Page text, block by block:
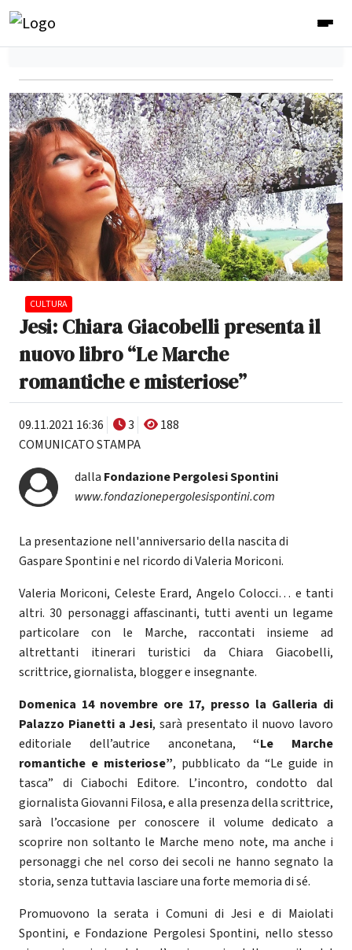
CULTURA
Jesi: Chiara Giacobelli presenta il
nuovo libro “Le Marche
romantiche e misteriose”
09.11.2021 16:36 3
188
COMUNICATO STAMPA
dalla Fondazione Pergolesi Spontini
www.fondazionepergolesispontini.com
La presentazione nell'anniversario della nascita di
Gaspare Spontini e nel ricordo di Valeria Moriconi.
Valeria Moriconi, Celeste Erard, Angelo Colocci… e tanti
altri. 30 personaggi affascinanti, tutti aventi un legame
particolare con le Marche, raccontati insieme ad
altrettanti itinerari turistici da Chiara Giacobelli,
scrittrice, giornalista, blogger e insegnante.
Domenica 14 novembre ore 17, presso la Galleria di
Palazzo Pianetti a Jesi, sarà presentato il nuovo lavoro
editoriale dell’autrice anconetana,“Le Marche
romantiche e misteriose”, pubblicato da “Le guide in
tasca” di Ciabochi Editore. L’incontro, condotto dal
giornalista Giovanni Filosa, e alla presenza della scrittrice,
sarà l’occasione per conoscere il volume dedicato a
scoprire non soltanto le Marche meno note, ma anche i
personaggi che nel corso dei secoli ne hanno segnato la
storia, senza tuttavia lasciare una forte memoria di sé.
Promuovono la serata i Comuni di Jesi e di Maiolati
Spontini, e Fondazione Pergolesi Spontini, nello stesso